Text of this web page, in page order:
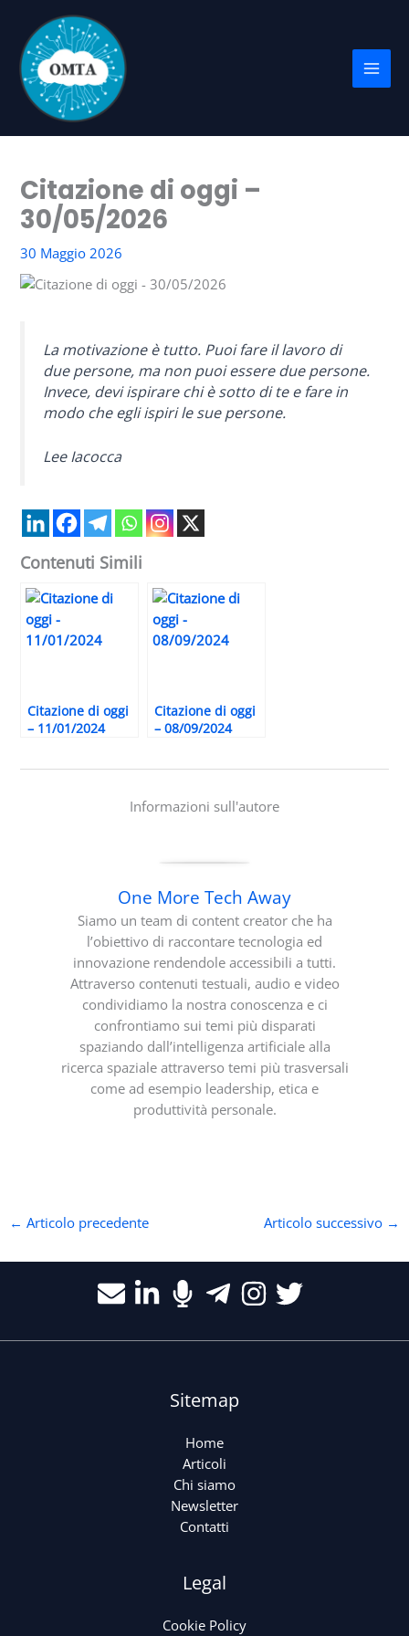
contenuto
Citazione di oggi –
30/05/2026
30 Maggio 2026
La motivazione è tutto. Puoi fare il lavoro di
due persone, ma non puoi essere due persone.
Invece, devi ispirare chi è sotto di te e fare in
modo che egli ispiri le sue persone.
Lee Iacocca
Contenuti Simili
Citazione di oggi
– 11/01/2024
Citazione di oggi
– 08/09/2024
Informazioni sull'autore
One More Tech Away
Siamo un team di content creator che ha
l’obiettivo di raccontare tecnologia ed
innovazione rendendole accessibili a tutti.
Attraverso contenuti testuali, audio e video
condividiamo la nostra conoscenza e ci
confrontiamo sui temi più disparati
spaziando dall’intelligenza artificiale alla
ricerca spaziale attraverso temi più trasversali
come ad esempio leadership, etica e
produttività personale.
← Articolo precedente Articolo successivo →
Sitemap
Home
Articoli
Chi siamo
Newsletter
Contatti
Legal
Cookie Policy